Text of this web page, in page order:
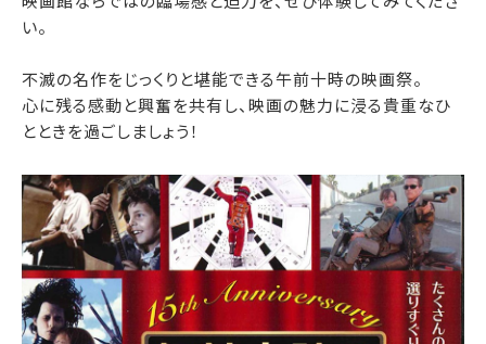
い。
不滅の名作をじっくりと堪能できる午前十時の映画祭。
心に残る感動と興奮を共有し、映画の魅力に浸る貴重なひ
とときを過ごしましょう！